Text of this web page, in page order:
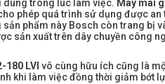
dùng trong lúc làm việc. Máy mài
phép quá trình sử dụng được
phẩm này Bosch còn trang bị
sản xuất trên dây chuyền công
180 LVI vô cùng hữu ích cũng là
khi làm việc đồng thời giảm bớt